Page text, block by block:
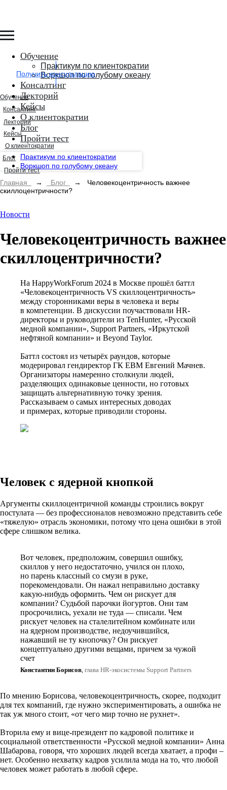
Получить консультацию
Обучение
Консалтинг
Лекторий
Кейсы
О клиентократии
Блог
Пройти тест
Обучение
Практикум по клиентократии
Воркшоп по голубому океану
Консалтинг
Лекторий
Кейсы
О клиентократии
Блог
Пройти тест
Практикум по клиентократии
Воркшоп по голубому океану
Главная → Блог →
Человекоцентричность важнее
скиллоцентричности?
Новости
Человекоцентричность важнее
скиллоцентричности?
На HappyWorkForum 2024 в Москве прошёл баттл
«Человекоцентричность VS скиллоцентричность»
между сторонниками веры в человека и веры
в компетенции. В дискуссии поучаствовали HR-
директоры и руководители из TenHunter, «Русской
медной компании», Support Partners, «Иркутской
нефтяной компании» и Beyond Taylor.
Баттл состоял из четырёх раундов, которые
модерировал гендиректор ГК EBM Евгений Мачнев.
Организаторы намеренно столкнули людей,
разделяющих одинаковые ценности, но готовых
защищать альтернативную точку зрения.
Рассказываем о самых интересных доводах
и примерах, которые приводили стороны.
Человек с ядерной кнопкой
Аргументы скиллоцентричной команды строились вокруг
постулата — без профессионалов невозможно представить себе
«тяжелую» отрасль экономики, потому что цена ошибки в этой
сфере слишком велика.
Вот человек, предположим, совершил ошибку,
скиллов у него недостаточно, учился он плохо,
но парень классный со смузи в руке,
порекомендовали. Он нажал неправильно доставку
какую-нибудь оформить. Чем он рискует для
компании? Судьбой парочки йогуртов. Они там
просрочились, уехали не туда — списали. Чем
рискует человек на сталелитейном комбинате или
на ядерном производстве, недоучившийся,
нажавший не ту кнопочку? Он рискует
концептуально другими вещами, причем за чужой
счет
Константин Борисов глава HR-экосистемы Support Partners
По мнению Борисова, человекоцентричность, скорее, подходит
для тех компаний, где нужно экспериментировать, а ошибка не
так уж много стоит, «от чего мир точно не рухнет».
Вторила ему и вице-президент по кадровой политике и
социальной ответственности «Русской медной компании» Анна
Шабарова, говоря, что хороших людей всегда хватает, а профи –
нет. Особенно нехватку кадров усилила мода на то, что любой
человек может работать в любой сфере.